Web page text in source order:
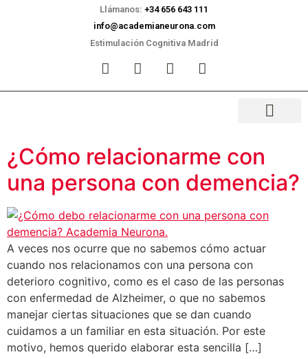
Llámanos: +34 656 643 111
info@academianeurona.com
Estimulación Cognitiva Madrid
¿Cómo relacionarme con
una persona con demencia?
A veces nos ocurre que no sabemos cómo actuar
cuando nos relacionamos con una persona con
deterioro cognitivo, como es el caso de las personas
con enfermedad de Alzheimer, o que no sabemos
manejar ciertas situaciones que se dan cuando
cuidamos a un familiar en esta situación. Por este
motivo, hemos querido elaborar esta sencilla […]